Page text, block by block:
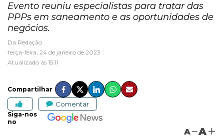
Evento reuniu especialistas para tratar das
PPPs em saneamento e as oportunidades de
negócios.
Da Redação
terça-feira, 24 de janeiro de 2023
Atualizado às 15:11
Compartilhar
Comentar
Siga-nos
no
A A